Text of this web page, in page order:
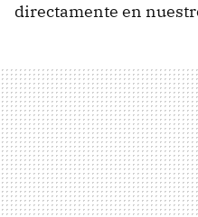
directamente en